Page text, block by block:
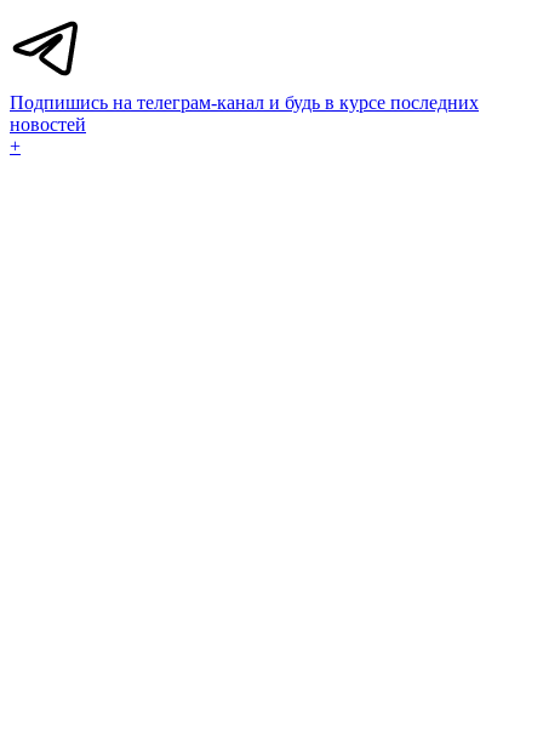
Подпишись на телеграм-канал и будь в курсе последних
новостей
+